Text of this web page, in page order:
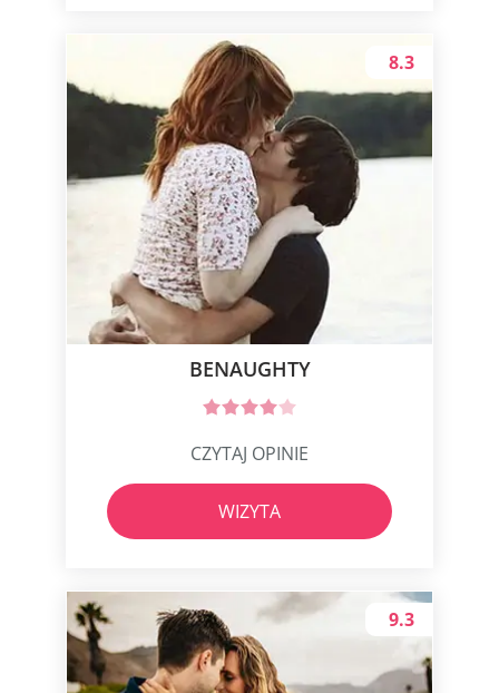
BENAUGHTY
8.3
CZYTAJ OPINIE
WIZYTA
9.3